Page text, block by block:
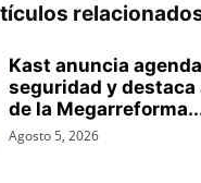
Kast anuncia
seguridad y destaca
de la
Agosto 5, 2026